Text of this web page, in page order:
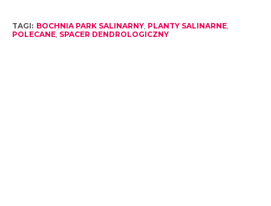
TAGI: BOCHNIA PARK SALINARNY, PLANTY SALINARNE,
POLECANE, SPACER DENDROLOGICZNY